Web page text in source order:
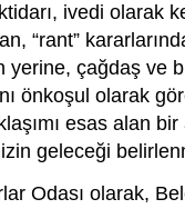
ivedi olarak
“rant”
yerine, çağdaş ve
önkoşul olarak
esas alan
geleceği
Odası olarak,